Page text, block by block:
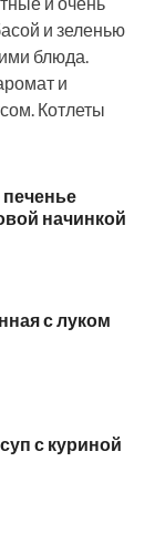
и зеленью
блюда.
и
Котлеты
начинкой
с луком
с куриной